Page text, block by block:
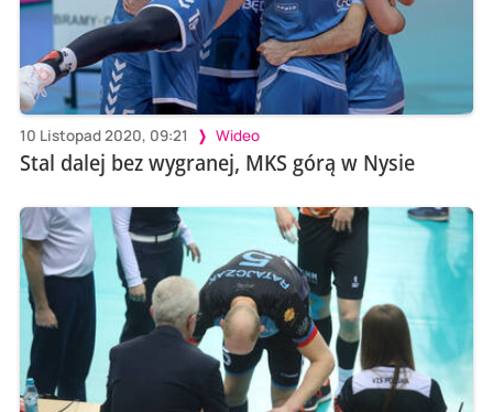
10 Listopad 2020, 09:21 Wideo
Stal dalej bez wygranej, MKS górą w Nysie